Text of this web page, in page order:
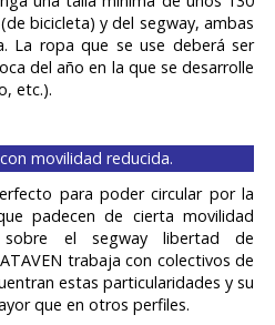
bicicleta) y del segway, ambas
La ropa que se use deberá ser
del año en la que se desarrolle
etc.).
movilidad reducida.
para poder circular por la
padecen de cierta movilidad
sobre el segway libertad de
trabaja con colectivos de
estas particularidades y su
que en otros perfiles.